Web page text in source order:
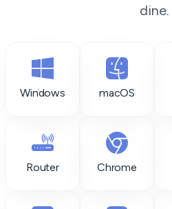
dine.
Windows macOS
Router Chrome